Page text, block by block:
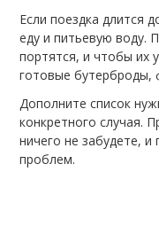
Если поездка длится
еду и питьевую воду.
портятся, и чтобы их
готовые бутерброды,
Дополните список
конкретного случая.
ничего не забудете,
проблем.